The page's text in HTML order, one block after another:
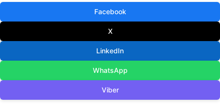
Facebook
X
LinkedIn
WhatsApp
Viber